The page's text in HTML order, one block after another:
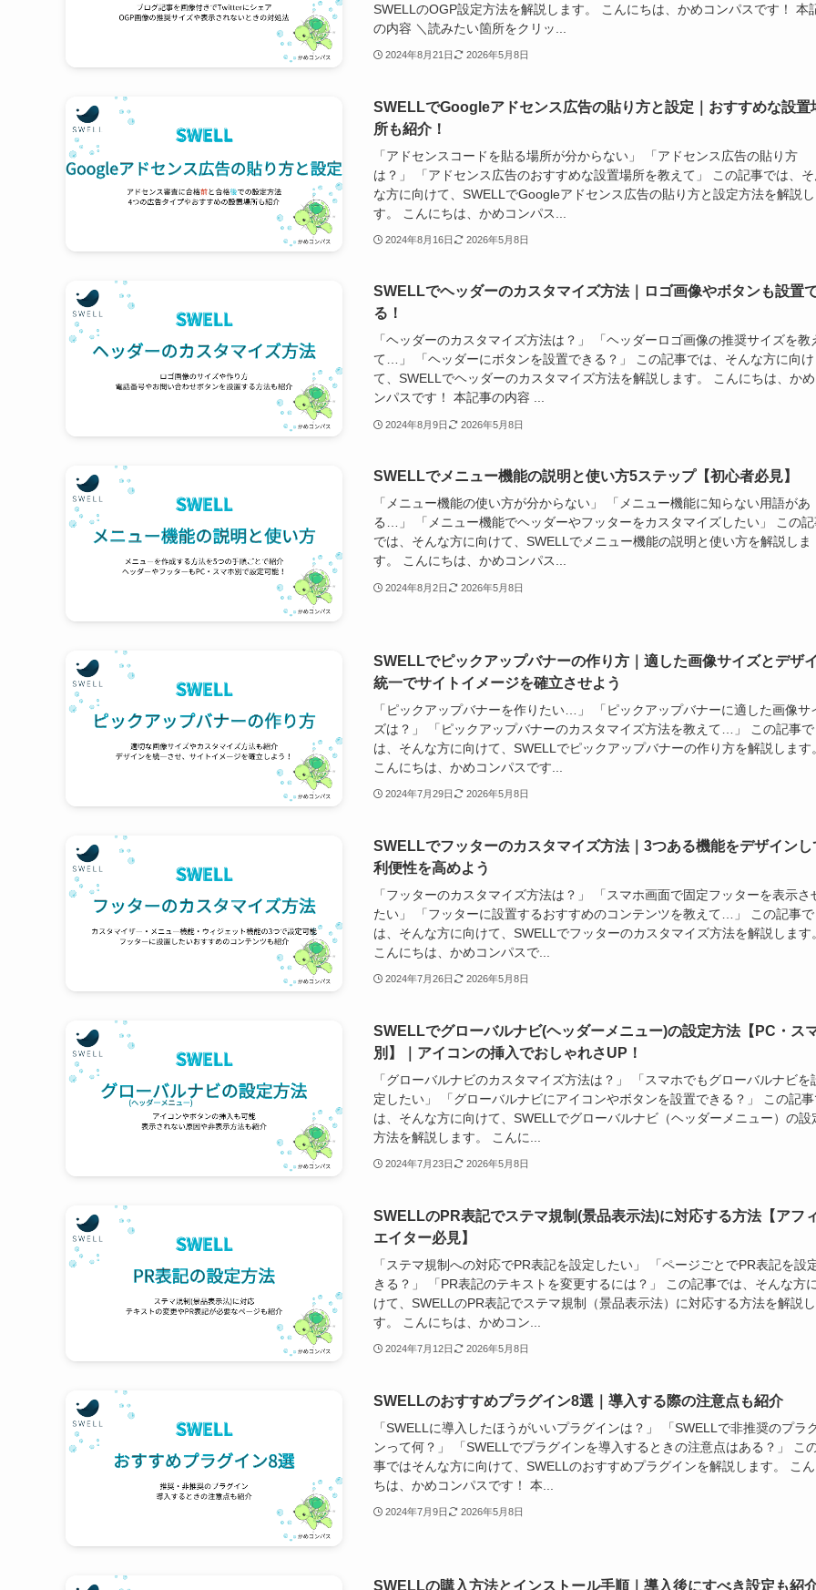
SWELLのOGP設定方法を解説します。 こんにちは、かめコンパスです！ 本
の内容 ＼読みたい箇所をクリッ...
2024年8月21日 2026年5月8日
SWELLでGoogleアドセンス広告の貼り方と設定｜おすすめな設置
所も紹介！
「アドセンスコードを貼る場所が分からない」 「アドセンス広告の貼り方
は？」 「アドセンス広告のおすすめな設置場所を教えて」 この記事では、そ
な方に向けて、SWELLでGoogleアドセンス広告の貼り方と設定方法を解説し
す。 こんにちは、かめコンパス...
2024年8月16日 2026年5月8日
SWELLでヘッダーのカスタマイズ方法｜ロゴ画像やボタンも設置
る！
「ヘッダーのカスタマイズ方法は？」 「ヘッダーロゴ画像の推奨サイズを教
て…」 「ヘッダーにボタンを設置できる？」 この記事では、そんな方に向け
て、SWELLでヘッダーのカスタマイズ方法を解説します。 こんにちは、かめ
ンパスです！ 本記事の内容 ...
2024年8月9日 2026年5月8日
SWELLでメニュー機能の説明と使い方5ステップ【初心者必見】
「メニュー機能の使い方が分からない」 「メニュー機能に知らない用語があ
る…」 「メニュー機能でヘッダーやフッターをカスタマイズしたい」 この
では、そんな方に向けて、SWELLでメニュー機能の説明と使い方を解説しま
す。 こんにちは、かめコンパス...
2024年8月2日 2026年5月8日
SWELLでピックアップバナーの作り方｜適した画像サイズとデザ
統一でサイトイメージを確立させよう
「ピックアップバナーを作りたい…」 「ピックアップバナーに適した画像サ
ズは？」 「ピックアップバナーのカスタマイズ方法を教えて…」 この記事で
は、そんな方に向けて、SWELLでピックアップバナーの作り方を解説します。
こんにちは、かめコンパスです...
2024年7月29日 2026年5月8日
SWELLでフッターのカスタマイズ方法｜3つある機能をデザインし
利便性を高めよう
「フッターのカスタマイズ方法は？」 「スマホ画面で固定フッターを表示さ
たい」 「フッターに設置するおすすめのコンテンツを教えて…」 この記事で
は、そんな方に向けて、SWELLでフッターのカスタマイズ方法を解説します。
こんにちは、かめコンパスで...
2024年7月26日 2026年5月8日
SWELLでグローバルナビ(ヘッダーメニュー)の設定方法【PC・ス
別】｜アイコンの挿入でおしゃれさUP！
「グローバルナビのカスタマイズ方法は？」 「スマホでもグローバルナビを
定したい」 「グローバルナビにアイコンやボタンを設置できる？」 この記
は、そんな方に向けて、SWELLでグローバルナビ（ヘッダーメニュー）の設
方法を解説します。 こんに...
2024年7月23日 2026年5月8日
SWELLのPR表記でステマ規制(景品表示法)に対応する方法【アフ
エイター必見】
「ステマ規制への対応でPR表記を設定したい」 「ページごとでPR表記を設
きる？」 「PR表記のテキストを変更するには？」 この記事では、そんな方
けて、SWELLのPR表記でステマ規制（景品表示法）に対応する方法を解説し
す。 こんにちは、かめコン...
2024年7月12日 2026年5月8日
SWELLのおすすめプラグイン8選｜導入する際の注意点も紹介
「SWELLに導入したほうがいいプラグインは？」 「SWELLで非推奨のプラ
ンって何？」 「SWELLでプラグインを導入するときの注意点はある？」 こ
事ではそんな方に向けて、SWELLのおすすめプラグインを解説します。 こん
ちは、かめコンパスです！ 本...
2024年7月9日 2026年5月8日
SWELLの購入方法とインストール手順｜導入後にすべき設定も紹